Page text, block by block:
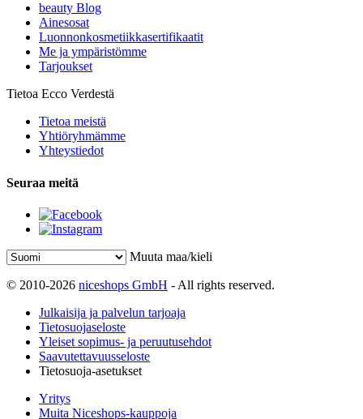
beauty Blog
Ainesosat
Luonnonkosmetiikkasertifikaatit
Me ja ympäristömme
Tarjoukset
Tietoa Ecco Verdestä
Tietoa meistä
Yhtiöryhmämme
Yhteystiedot
Seuraa meitä
Muuta maa/kieli
© 2010-2026 niceshops GmbH - All rights reserved.
Julkaisija ja palvelun tarjoaja
Tietosuojaseloste
Yleiset sopimus- ja peruutusehdot
Saavutettavuusseloste
Tietosuoja-asetukset
Yritys
Muita Niceshops-kauppoja